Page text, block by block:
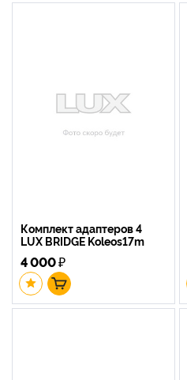
Комплект адаптеров 4
LUX BRIDGE Koleos17m
4 000₽